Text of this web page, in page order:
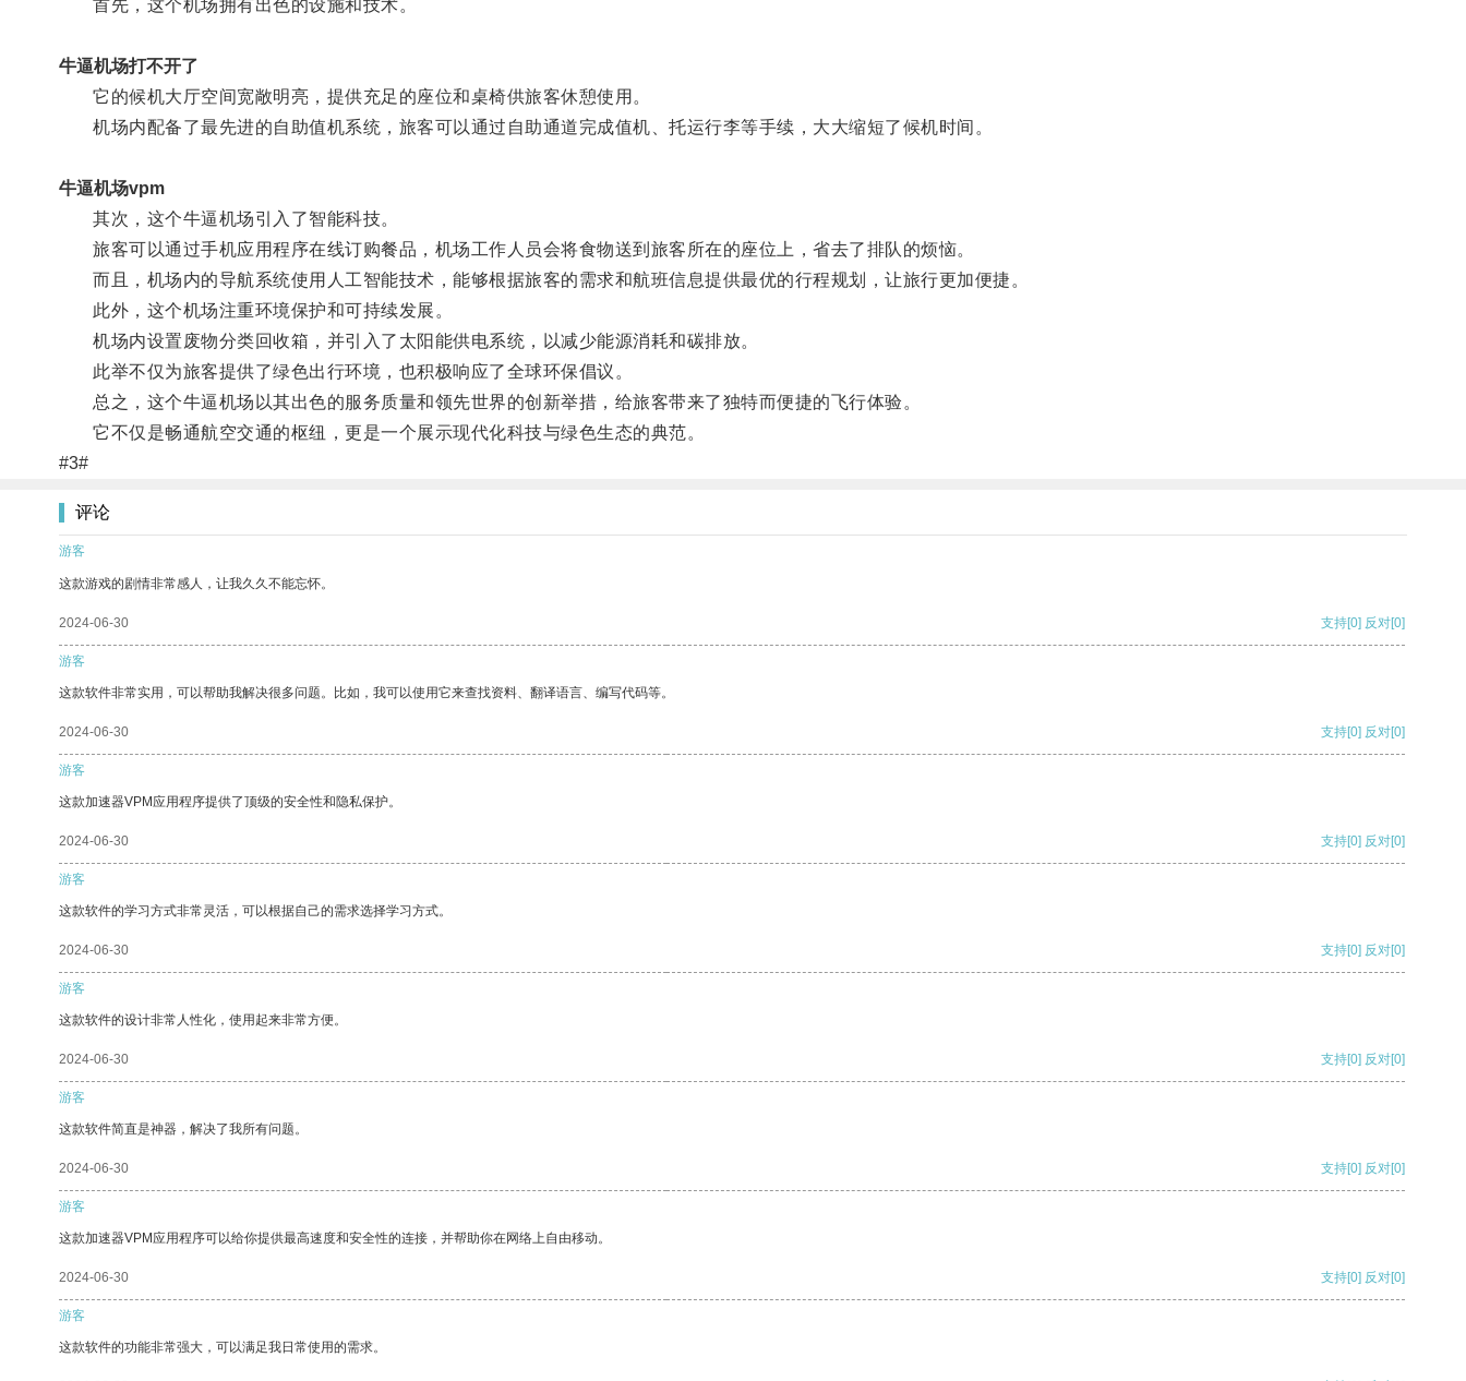
首先，这个机场拥有出色的设施和技术。
牛逼机场打不开了
它的候机大厅空间宽敞明亮，提供充足的座位和桌椅供旅客休憩使用。
机场内配备了最先进的自助值机系统，旅客可以通过自助通道完成值机、托运行李等手续，大大缩短了候机时间。
牛逼机场vpm
其次，这个牛逼机场引入了智能科技。
旅客可以通过手机应用程序在线订购餐品，机场工作人员会将食物送到旅客所在的座位上，省去了排队的烦恼。
而且，机场内的导航系统使用人工智能技术，能够根据旅客的需求和航班信息提供最优的行程规划，让旅行更加便捷。
此外，这个机场注重环境保护和可持续发展。
机场内设置废物分类回收箱，并引入了太阳能供电系统，以减少能源消耗和碳排放。
此举不仅为旅客提供了绿色出行环境，也积极响应了全球环保倡议。
总之，这个牛逼机场以其出色的服务质量和领先世界的创新举措，给旅客带来了独特而便捷的飞行体验。
它不仅是畅通航空交通的枢纽，更是一个展示现代化科技与绿色生态的典范。
#3#
评论
游客
这款游戏的剧情非常感人，让我久久不能忘怀。
2024-06-30 支持[0] 反对[0]
游客
这款软件非常实用，可以帮助我解决很多问题。比如，我可以使用它来查找资料、翻译语言、编写代码等。
2024-06-30 支持[0] 反对[0]
游客
这款加速器VPM应用程序提供了顶级的安全性和隐私保护。
2024-06-30 支持[0] 反对[0]
游客
这款软件的学习方式非常灵活，可以根据自己的需求选择学习方式。
2024-06-30 支持[0] 反对[0]
游客
这款软件的设计非常人性化，使用起来非常方便。
2024-06-30 支持[0] 反对[0]
游客
这款软件简直是神器，解决了我所有问题。
2024-06-30 支持[0] 反对[0]
游客
这款加速器VPM应用程序可以给你提供最高速度和安全性的连接，并帮助你在网络上自由移动。
2024-06-30 支持[0] 反对[0]
游客
这款软件的功能非常强大，可以满足我日常使用的需求。